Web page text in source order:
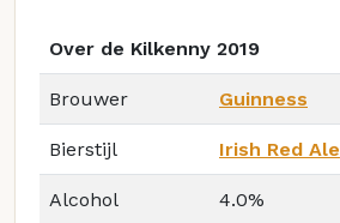
Over de Kilkenny 2019
Brouwer Guinness
Bierstijl Irish Red Ale
Alcohol 4.0%